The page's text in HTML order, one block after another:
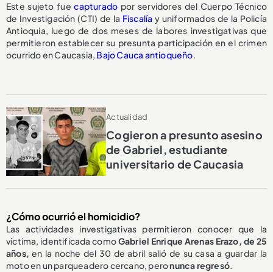
Este sujeto fuecapturado por servidores del Cuerpo Técnico
de Investigación (CTI) de la Fiscalía y uniformados de la Policía
Antioquia, luego de dos meses de labores investigativas que
permitieron establecer su presunta participación en el crimen
ocurrido en Caucasia, Bajo Cauca antioqueño.
Actualidad
Cogieron a presunto asesino
de Gabriel, estudiante
universitario de Caucasia
¿Cómo ocurrió el homicidio?
Las actividades investigativas permitieron conocer que la
víctima, identificada comoGabriel Enrique Arenas Erazo, de 25
años, en la noche del 30 de abril salió de su casa a guardar la
moto en un parqueadero cercano, peronunca regresó.